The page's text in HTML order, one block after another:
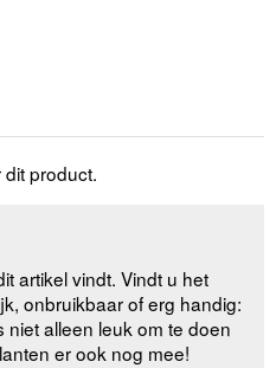
product.
artikel vindt. Vindt u het
onbruikbaar of erg handig:
niet alleen leuk om te doen
er ook nog mee!